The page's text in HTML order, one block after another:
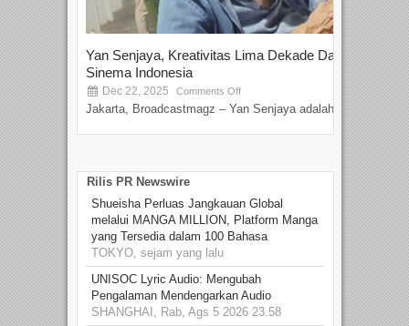
Yan Senjaya, Kreativitas Lima Dekade Dalam
Sinema Indonesia
Dec 22, 2025 Comments Off
Jakarta, Broadcastmagz – Yan Senjaya adalah...
Rilis PR Newswire
Shueisha Perluas Jangkauan Global
melalui MANGA MILLION, Platform Manga
yang Tersedia dalam 100 Bahasa
TOKYO, sejam yang lalu
UNISOC Lyric Audio: Mengubah
Pengalaman Mendengarkan Audio
SHANGHAI, Rab, Ags 5 2026 23.58